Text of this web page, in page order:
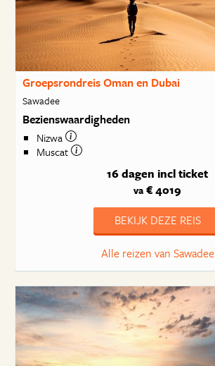
Groepsrondreis Oman en Dubai
Sawadee
Bezienswaardigheden
Nizwa
Muscat
16 dagen incl ticket
va € 4019
BEKIJK DEZE REIS
Alle reizen van Sawadee